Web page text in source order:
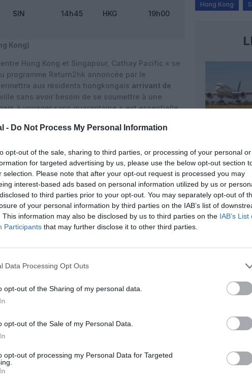
- Do Not Process My Personal Information
opt-out of the sale, sharing to third parties, or processing of your personal or
for targeted advertising by us, please use the below opt-out section
selection. Please note that after your opt-out request is processed you may
interest-based ads based on personal information utilized by us or
to third parties prior to your opt-out. You may separately opt-out of
of your personal information by third parties on the IAB’s list of
This information may also be disclosed by us to third parties on the IAB’s List
Participants that may further disclose it to other third parties.
Data Processing Opt Outs
opt-out of the Sharing of my personal data.
opt-out of the Sale of my Personal Data.
opt-out of processing my Personal Data for Targeted
SIN 14h45 HKG 19h00
Kong)
Hong Kong et Singapour, Cathay Pacific « se
programme Return2hk annoncée par le
aux résidents hongkongais arrivant de
sans avoir besoin de se soumettre à une
à voyager sans quarantaine « est essentielle
à des niveaux pré-Covid, et la
assouplissement des exigences de
Hong Kong